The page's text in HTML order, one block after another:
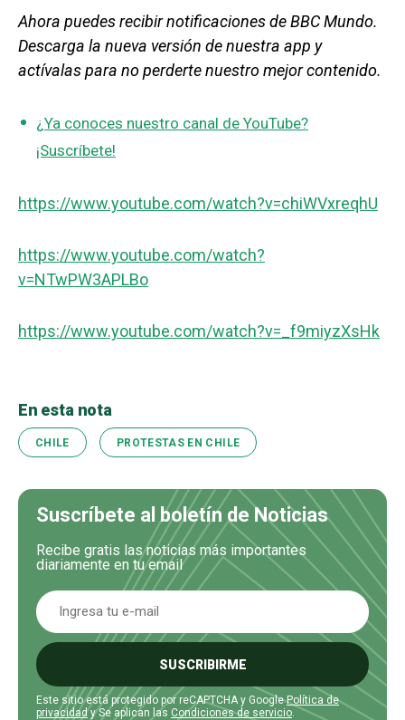
Ahora puedes recibir notificaciones de BBC Mundo.
Descarga la nueva versión de nuestra app y
actívalas para no perderte nuestro mejor contenido.
¿Ya conoces nuestro canal de YouTube?
¡Suscríbete!
https://www.youtube.com/watch?v=chiWVxreqhU
https://www.youtube.com/watch?
v=NTwPW3APLBo
https://www.youtube.com/watch?v=_f9miyzXsHk
En esta nota
CHILE PROTESTAS EN CHILE
Suscríbete al boletín de Noticias
Recibe gratis las noticias más importantes
diariamente en tu email
SUSCRIBIRME
Este sitio está protegido por reCAPTCHA y GooglePolítica de
privacidady Se aplican las Condiciones de servicio